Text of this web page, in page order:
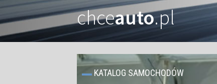
chceauto.pl
KATALOG SAMOCHODÓW